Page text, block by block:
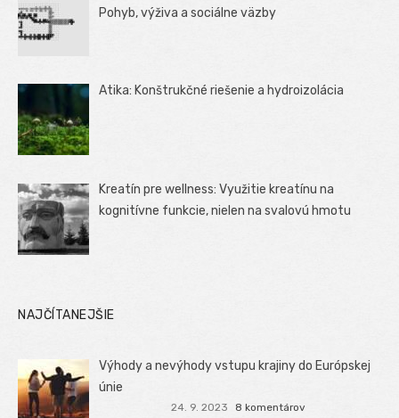
Pohyb, výživa a sociálne väzby
Atika: Konštrukčné riešenie a hydroizolácia
Kreatín pre wellness: Využitie kreatínu na
kognitívne funkcie, nielen na svalovú hmotu
NAJČÍTANEJŠIE
Výhody a nevýhody vstupu krajiny do Európskej
únie
24. 9. 2023 8 komentárov